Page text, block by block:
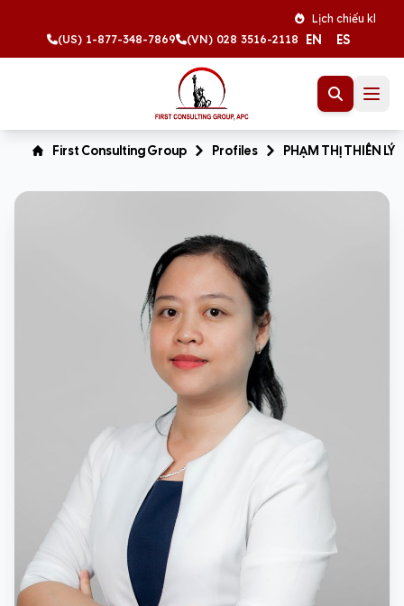
Lịch chiếu khán
(US) 1-877-348-7869
(VN) 028 3516-2118 EN ES
First Consulting Group Profiles PHẠM THỊ THIÊN LÝ